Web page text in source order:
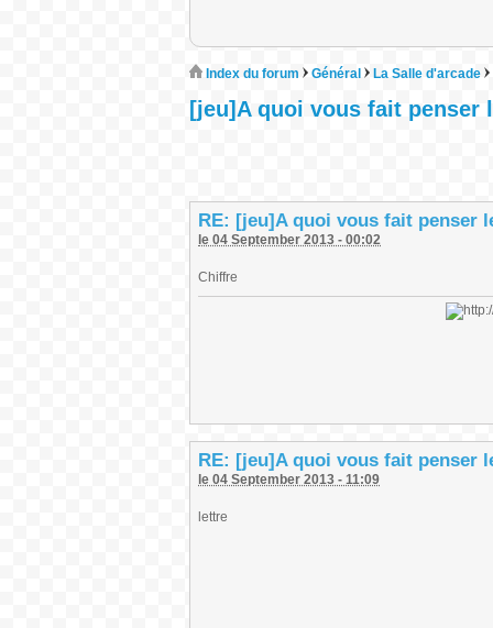
Index du forum Général La Salle d'arcade
[jeu]A quoi vous fait penser
RE: [jeu]A quoi vous fait penser
le 04 September 2013 - 00:02
Chiffre
RE: [jeu]A quoi vous fait penser
le 04 September 2013 - 11:09
lettre